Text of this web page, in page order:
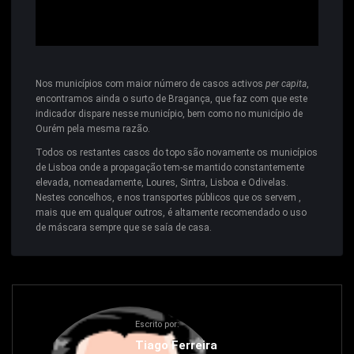
Nos municípios com maior número de casos activos per capita,
encontramos ainda o surto de Bragança, que faz com que este
indicador dispare nesse município, bem como no município de
Ourém pela mesma razão.
Todos os restantes casos do topo são novamente os municípios
de Lisboa onde a propagação tem-se mantido constantemente
elevada, nomeadamente, Loures, Sintra, Lisboa e Odivelas.
Nestes concelhos, e nos transportes públicos que os servem ,
mais que em qualquer outros, é altamente recomendado o uso
de máscara sempre que se saía de casa.
Escrito por:
Tiago Ferreira